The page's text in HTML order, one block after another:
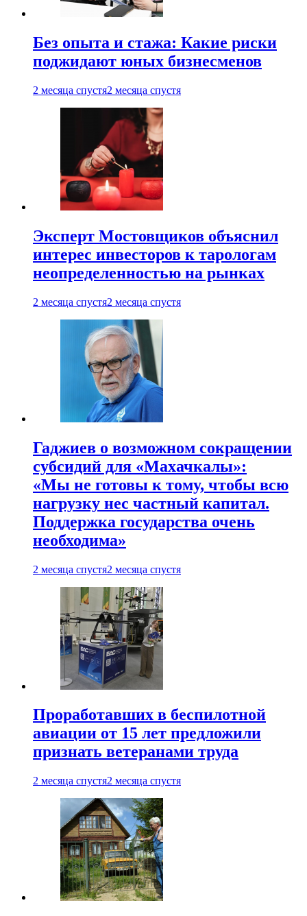
Без опыта и стажа: Какие риски
поджидают юных бизнесменов
2 месяца спустя2 месяца спустя
Эксперт Мостовщиков объяснил
интерес инвесторов к тарологам
неопределенностью на рынках
2 месяца спустя2 месяца спустя
Гаджиев о возможном сокращении
субсидий для «Махачкалы»:
«Мы не готовы к тому, чтобы всю
нагрузку нес частный капитал.
Поддержка государства очень
необходима»
2 месяца спустя2 месяца спустя
Проработавших в беспилотной
авиации от 15 лет предложили
признать ветеранами труда
2 месяца спустя2 месяца спустя